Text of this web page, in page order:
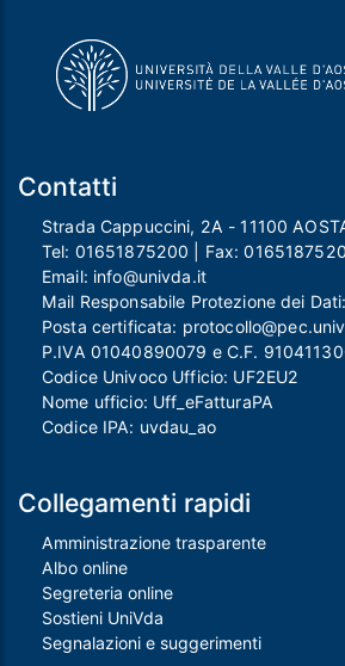
Contatti
Strada Cappuccini, 2A - 11100
Tel: 01651875200 | Fax:
Email: info@univda.it
Mail Responsabile Protezione dei Dati:
Posta certificata:
P.IVA 01040890079 e C.F.
Codice Univoco Ufficio: UF2EU2
Nome ufficio: Uff_eFatturaPA
Codice IPA: uvdau_ao
Collegamenti rapidi
Amministrazione trasparente
Albo online
Segreteria online
Sostieni UniVda
Segnalazioni e suggerimenti